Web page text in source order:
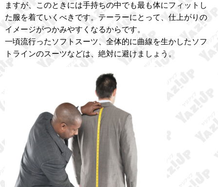
ますが、このときには手持ちの中でも最も体にフィットし
た服を着ていくべきです。テーラーにとって、仕上がりの
イメージがつかみやすくなるからです。
一頃流行ったソフトスーツ、全体的に曲線を生かしたソフ
トラインのスーツなどは、絶対に避けましょう。